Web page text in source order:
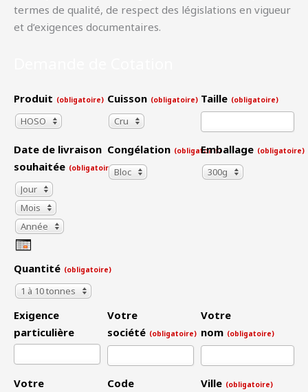
termes de qualité, de respect des législations en vigueur
et d’exigences documentaires.
Produit (obligatoire)
HOSO
Cuisson (obligatoire)
Cru
Taille (obligatoire)
Date de livraison
souhaitée (obligatoire)
Jour
Jour
Mois
Année
Congélation (obligatoire)
Bloc
Emballage (obligatoire)
300g
Quantité (obligatoire)
1 à 10 tonnes
Exigence
particulière
Votre
société (obligatoire)
Votre
nom (obligatoire)
Votre
Code
Ville (obligatoire)